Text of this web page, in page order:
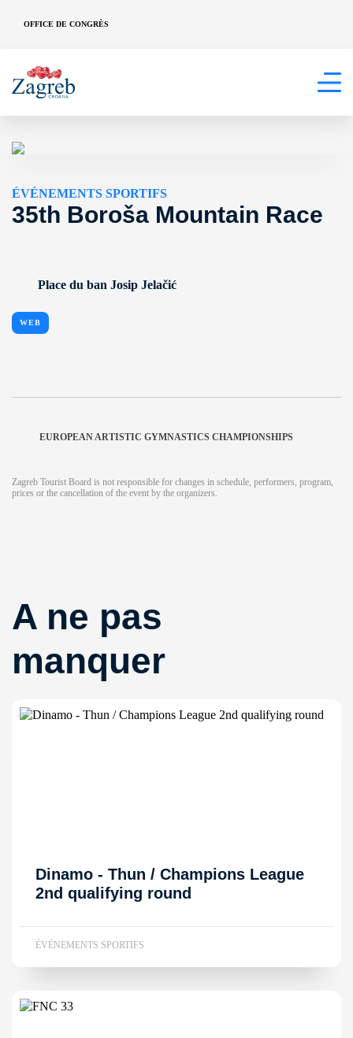
OFFICE DE CONGRÈS
ÉVÉNEMENTS SPORTIFS
35th Boroša Mountain Race
Place du ban Josip Jelačić
WEB
EUROPEAN ARTISTIC GYMNASTICS CHAMPIONSHIPS
Zagreb Tourist Board is not responsible for changes in schedule, performers, program,
prices or the cancellation of the event by the organizers.
A ne pas
manquer
Dinamo - Thun / Champions League
2nd qualifying round
ÉVÉNEMENTS SPORTIFS